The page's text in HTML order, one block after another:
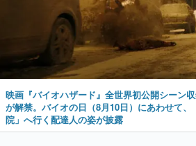
映画『バイオハザード』全世界初公開シーン
が解禁。バイオの日（8月10日）にあわせて
院」へ行く配達人の姿が披露